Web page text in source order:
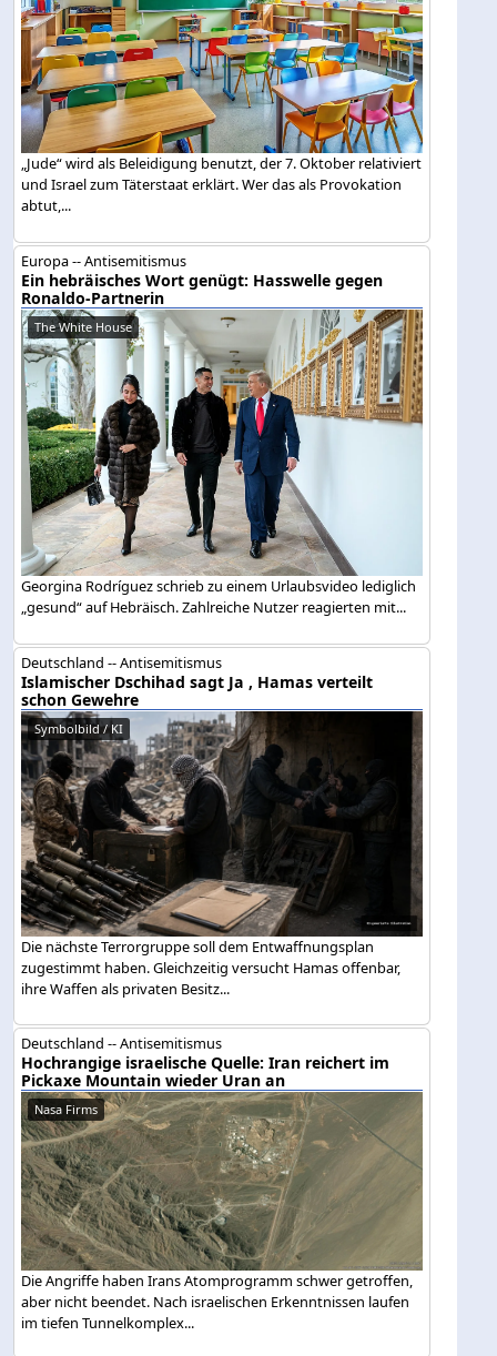
„Jude“ wird als Beleidigung benutzt, der 7. Oktober relativiert
und Israel zum Täterstaat erklärt. Wer das als Provokation
abtut,...
Europa -- Antisemitismus
Ein hebräisches Wort genügt: Hasswelle gegen
Ronaldo-Partnerin
The White House
Georgina Rodríguez schrieb zu einem Urlaubsvideo lediglich
„gesund“ auf Hebräisch. Zahlreiche Nutzer reagierten mit...
Deutschland -- Antisemitismus
Islamischer Dschihad sagt Ja , Hamas verteilt
schon Gewehre
Symbolbild / KI
Die nächste Terrorgruppe soll dem Entwaffnungsplan
zugestimmt haben. Gleichzeitig versucht Hamas offenbar,
ihre Waffen als privaten Besitz...
Deutschland -- Antisemitismus
Hochrangige israelische Quelle: Iran reichert im
Pickaxe Mountain wieder Uran an
Nasa Firms
Die Angriffe haben Irans Atomprogramm schwer getroffen,
aber nicht beendet. Nach israelischen Erkenntnissen laufen
im tiefen Tunnelkomplex...